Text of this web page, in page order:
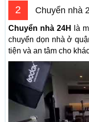
2 Chuyển nhà
Chuyển nhà 24H
là
chuyển dọn nhà ở
tiện và an tâm cho